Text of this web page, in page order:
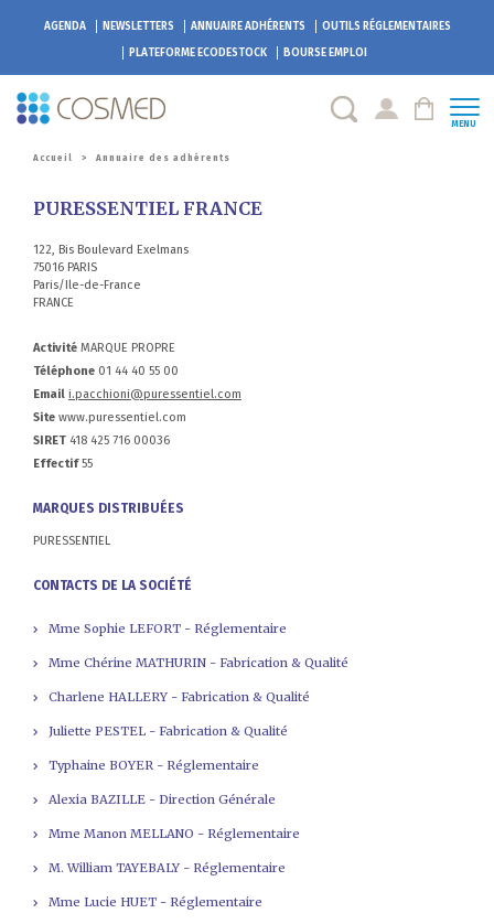
AGENDA NEWSLETTERS ANNUAIRE ADHÉRENTS
OUTILS RÉGLEMENTAIRES
PLATEFORMEECODESTOCK BOURSE EMPLOI
MENU
Accueil > Annuaire des adhérents
PURESSENTIEL FRANCE
122, Bis Boulevard Exelmans
75016 PARIS
Paris/Ile-de-France
FRANCE
Activité MARQUE PROPRE
Téléphone 01 44 40 55 00
Email i.pacchioni@puressentiel.com
Site www.puressentiel.com
SIRET 418 425 716 00036
Effectif55
MARQUES DISTRIBUÉES
PURESSENTIEL
CONTACTS DE LA SOCIÉTÉ
Mme Sophie LEFORT - Réglementaire
Mme Chérine MATHURIN - Fabrication & Qualité
Charlene HALLERY - Fabrication & Qualité
Juliette PESTEL - Fabrication & Qualité
Typhaine BOYER - Réglementaire
Alexia BAZILLE - Direction Générale
Mme Manon MELLANO - Réglementaire
M. William TAYEBALY - Réglementaire
Mme Lucie HUET - Réglementaire